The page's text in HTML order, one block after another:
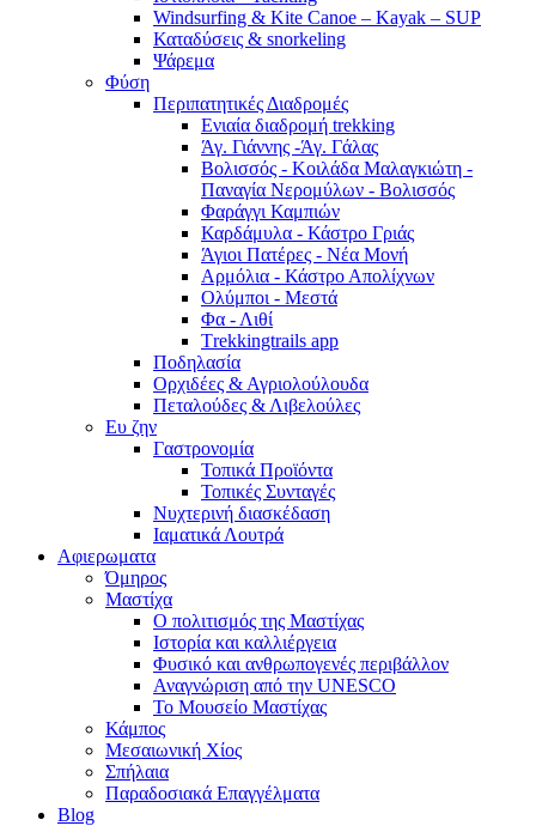
Windsurfing & Kite Canoe – Kayak – SUP
Καταδύσεις & snorkeling
Ψάρεμα
Φύση
Περιπατητικές Διαδρομές
Ενιαία διαδρομή trekking
Άγ. Γιάννης -Άγ. Γάλας
Βολισσός - Κοιλάδα Μαλαγκιώτη -
Παναγία Νερομύλων - Βολισσός
Φαράγγι Καμπιών
Καρδάμυλα - Κάστρο Γριάς
Άγιοι Πατέρες - Νέα Μονή
Αρμόλια - Κάστρο Απολίχνων
Ολύμποι - Μεστά
Φα - Λιθί
Τrekkingtrails app
Ποδηλασία
Ορχιδέες & Αγριολούλουδα
Πεταλούδες & Λιβελούλες
Ευ ζην
Γαστρονομία
Τοπικά Προϊόντα
Τοπικές Συνταγές
Νυχτερινή διασκέδαση
Ιαματικά Λουτρά
Αφιερωματα
Όμηρος
Μαστίχα
Ο πολιτισμός της Μαστίχας
Ιστορία και καλλιέργεια
Φυσικό και ανθρωπογενές περιβάλλον
Αναγνώριση από την UNESCO
Το Μουσείο Μαστίχας
Κάμπος
Μεσαιωνική Χίος
Σπήλαια
Παραδοσιακά Επαγγέλματα
Blog